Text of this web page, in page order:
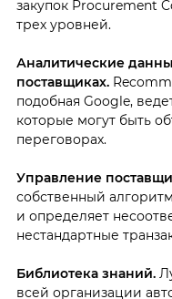
закупок Procurement
трех уровней.
Аналитические
поставщиках.
подобная Google,
которые могут быть
переговорах.
Управление
собственный
и определяет
нестандартные
Библиотека знаний.
всей организации